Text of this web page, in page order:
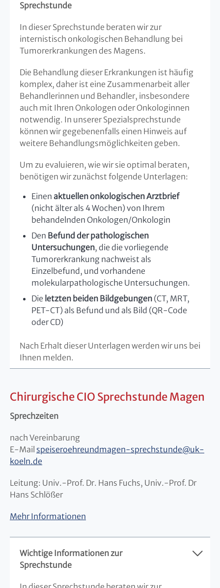
Sprechstunde
In dieser Sprechstunde beraten wir zur
internistisch onkologischen Behandlung bei
Tumorerkrankungen des Magens.
Die Behandlung dieser Erkrankungen ist häufig
komplex, daher ist eine Zusammenarbeit aller
Behandlerinnen und Behandler, insbesondere
auch mit Ihren Onkologen oder Onkologinnen
notwendig. In unserer Spezialsprechstunde
können wir gegebenenfalls einen Hinweis auf
weitere Behandlungsmöglichkeiten geben.
Um zu evaluieren, wie wir sie optimal beraten,
benötigen wir zunächst folgende Unterlagen:
Einen aktuellen onkologischen Arztbrief
(nicht älter als 4 Wochen) von Ihrem
behandelnden Onkologen/Onkologin
Den Befund der pathologischen
Untersuchungen, die die vorliegende
Tumorerkrankung nachweist als
Einzelbefund, und vorhandene
molekularpathologische Untersuchungen.
Die letzten beiden Bildgebungen (CT, MRT,
PET-CT) als Befund und als Bild (QR-Code
oder CD)
Nach Erhalt dieser Unterlagen werden wir uns bei
Ihnen melden.
Chirurgische CIO Sprechstunde Magen
Sprechzeiten
nach Vereinbarung
E-Mail speiseroehreundmagen-sprechstunde@uk-
koeln.de
Leitung: Univ.-Prof. Dr. Hans Fuchs, Univ.-Prof. Dr
Hans Schlößer
Mehr Informationen
Wichtige Informationen zur
Sprechstunde